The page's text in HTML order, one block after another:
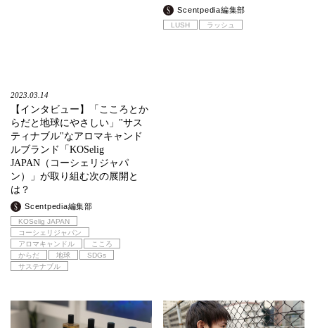
2023.03.14
【インタビュー】「こころとか
らだと地球にやさしい」"サス
ティナブル"なアロマキャンド
ルブランド「KOSelig
JAPAN（コーシェリジャパ
ン）」が取り組む次の展開と
は？
Scentpedia編集部
KOSelig JAPAN
コーシェリジャパン
アロマキャンドル
こころ
からだ
地球
SDGs
サステナブル
Scentpedia編集部
LUSH ラッシュ